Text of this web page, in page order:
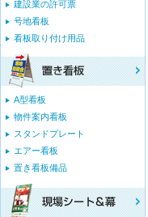
建設業の許可票
号地看板
看板取り付け用品
A型看板
物件案内看板
スタンドプレート
エアー看板
置き看板備品